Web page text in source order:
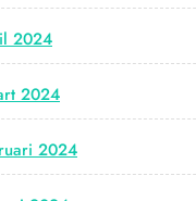
2024
2024
2024